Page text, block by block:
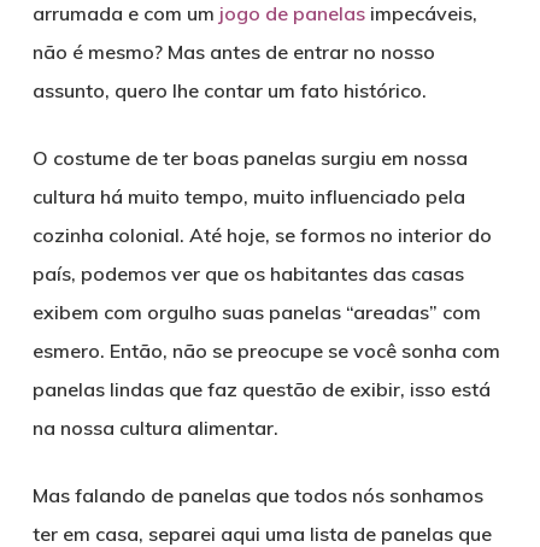
arrumada e com um jogo de panelasimpecáveis,
não é mesmo? Mas antes de entrar no nosso
assunto, quero lhe contar um fato histórico.
O costume de ter boas panelas surgiu em nossa
cultura há muito tempo, muito influenciado pela
cozinha colonial. Até hoje, se formos no interior do
país, podemos ver que os habitantes das casas
exibem com orgulho suas panelas “areadas” com
esmero. Então, não se preocupe se você sonha com
panelas lindas que faz questão de exibir, isso está
na nossa cultura alimentar.
Mas falando de panelas que todos nós sonhamos
ter em casa, separei aqui uma lista de panelas que